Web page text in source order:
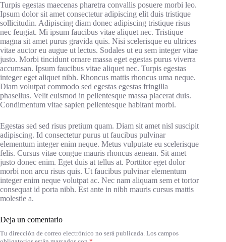
Turpis egestas maecenas pharetra convallis posuere morbi leo.
Ipsum dolor sit amet consectetur adipiscing elit duis tristique
sollicitudin. Adipiscing diam donec adipiscing tristique risus
nec feugiat. Mi ipsum faucibus vitae aliquet nec. Tristique
magna sit amet purus gravida quis. Nisi scelerisque eu ultrices
vitae auctor eu augue ut lectus. Sodales ut eu sem integer vitae
justo. Morbi tincidunt ornare massa eget egestas purus viverra
accumsan. Ipsum faucibus vitae aliquet nec. Turpis egestas
integer eget aliquet nibh. Rhoncus mattis rhoncus urna neque.
Diam volutpat commodo sed egestas egestas fringilla
phasellus. Velit euismod in pellentesque massa placerat duis.
Condimentum vitae sapien pellentesque habitant morbi.
Egestas sed sed risus pretium quam. Diam sit amet nisl suscipit
adipiscing. Id consectetur purus ut faucibus pulvinar
elementum integer enim neque. Metus vulputate eu scelerisque
felis. Cursus vitae congue mauris rhoncus aenean. Sit amet
justo donec enim. Eget duis at tellus at. Porttitor eget dolor
morbi non arcu risus quis. Ut faucibus pulvinar elementum
integer enim neque volutpat ac. Nec nam aliquam sem et tortor
consequat id porta nibh. Est ante in nibh mauris cursus mattis
molestie a.
Deja un comentario
Tu dirección de correo electrónico no será publicada. Los campos